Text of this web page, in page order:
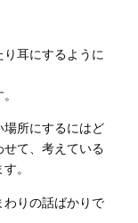
耳にするように
所にするにはど
せて、考えている
。
りの話ばかりで